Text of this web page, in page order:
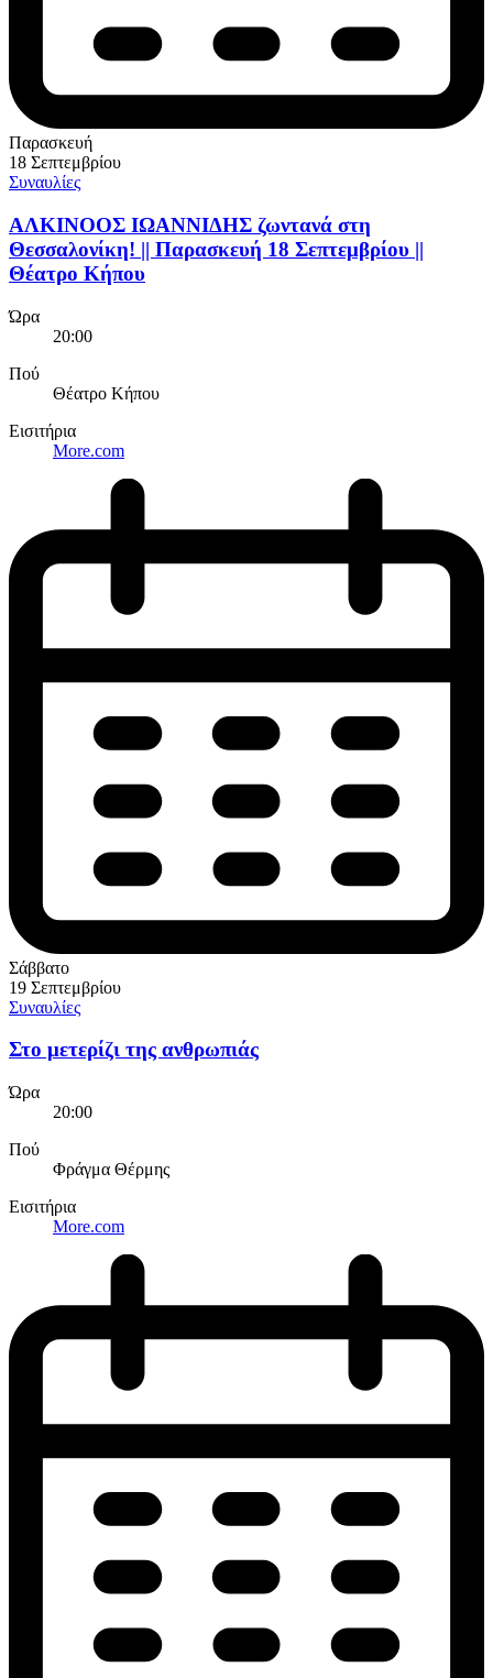
Παρασκευή
18 Σεπτεμβρίου
Συναυλίες
ΑΛΚΙΝΟΟΣ ΙΩΑΝΝΙΔΗΣ ζωντανά στη
Θεσσαλονίκη! || Παρασκευή 18 Σεπτεμβρίου ||
Θέατρο Κήπου
Ώρα
20:00
Πού
Θέατρο Κήπου
Εισιτήρια
More.com
Σάββατο
19 Σεπτεμβρίου
Συναυλίες
Στο μετερίζι της ανθρωπιάς
Ώρα
20:00
Πού
Φράγμα Θέρμης
Εισιτήρια
More.com